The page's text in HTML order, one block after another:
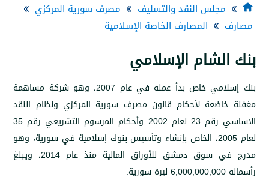
النقد والتسليف
مصرف سورية المركزي
المصارف الخاصة الإسلامية
الإسلامي
بنك إسلامي خاص بدأ عمله في عام 2007، وهو شركة مساهمة
لأحكام قانون مصرف سورية المركزي ونظام النقد
الاساسي رقم 23 لعام 2002 وأحكام المرسوم التشريعي رقم 35
لعام 2005، الخاص بإنشاء وتأسيس بنوك إسلامية في سورية، وهو
مدرج في سوق دمشق للأوراق المالية منذ عام 2014، ويبلغ